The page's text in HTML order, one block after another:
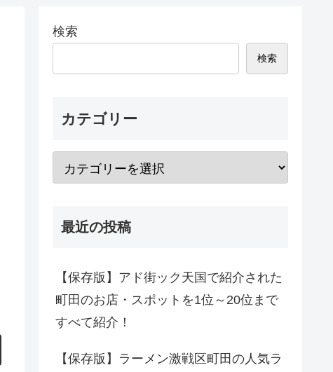
検索
検索
カテゴリー
最近の投稿
【保存版】アド街ック天国で紹介された
町田のお店・スポットを1位～20位まで
すべて紹介！
【保存版】ラーメン激戦区町田の人気ラ